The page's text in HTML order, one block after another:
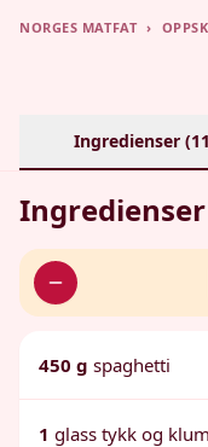
NORGES MATFAT ›
Ingredienser (11
Ingredienser
450 g spaghetti
1 glass tykk og